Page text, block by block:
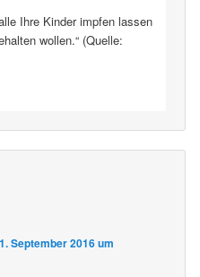
Ihre Kinder impfen lassen
wollen.“ (Quelle:
September 2016 um